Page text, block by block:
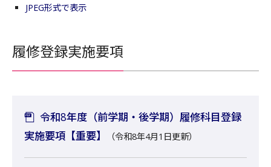
JPEG形式で表示
履修登録実施要項
令和8年度（前学期・後学期）履修科目登録
実施要項【重要】
（令和8年4月1日更新）